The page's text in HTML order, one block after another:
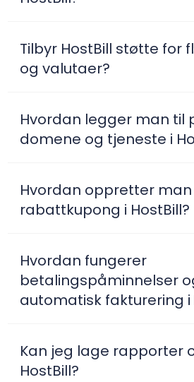
Tilbyr HostBill støtte for
og valutaer?
Hvordan legger man til
domene og tjeneste i
Hvordan oppretter
rabattkupong i HostBill?
Hvordan fungerer
betalingspåminnelser
automatisk fakturering i
Kan jeg lage rapporter
HostBill?